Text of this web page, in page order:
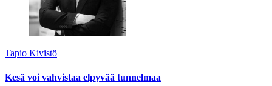
Tapio Kivistö
Kesä voi vahvistaa elpyvää tunnelmaa